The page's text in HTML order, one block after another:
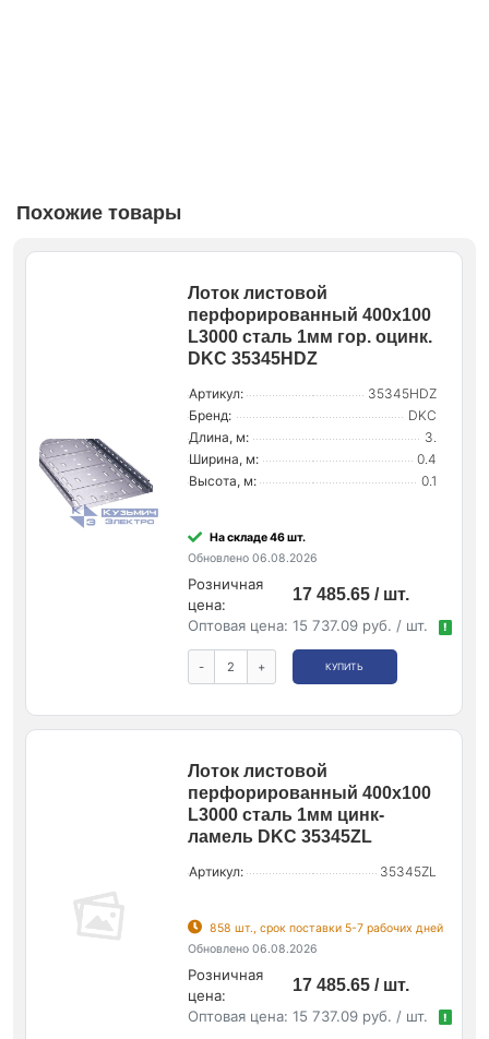
Похожие товары
Лоток листовой
перфорированный 400х100
L3000 сталь 1мм гор. оцинк.
DKC 35345HDZ
Артикул:
35345HDZ
Бренд:
DKC
Длина, м:
3.
Ширина, м:
0.4
Высота, м:
0.1
На складе 46 шт.
Обновлено 06.08.2026
Розничная
цена:
17 485.65 / шт.
Оптовая цена: 15 737.09 руб. / шт. !
- + КУПИТЬ
Лоток листовой
перфорированный 400х100
L3000 сталь 1мм цинк-
ламель DKC 35345ZL
Артикул: 35345ZL
858 шт., срок поставки 5-7 рабочих дней
Обновлено 06.08.2026
Розничная
цена:
17 485.65 / шт.
Оптовая цена: 15 737.09 руб. / шт. !